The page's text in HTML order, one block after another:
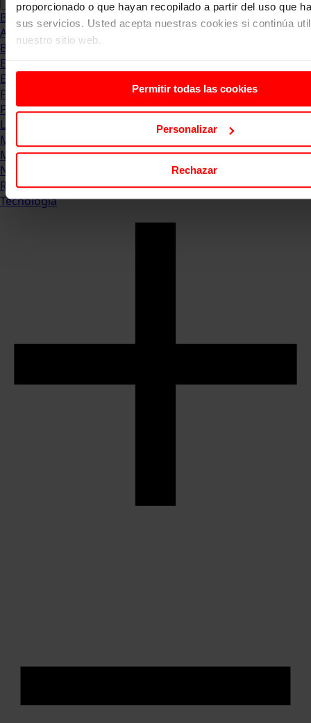
proporcionado o que hayan recopilado a partir del uso que
sus servicios. Usted acepta nuestras cookies si continúa
nuestro sitio web.
Permitir todas las cookies
Personalizar
Rechazar
Blog
Abogacia
Business
Empleo & Emprendimiento
Empresas
Finanzas
Formación & Estudios
Luxury
Management
Marketing & Comunicación
Negocios
Recursos Humanos
Tecnología